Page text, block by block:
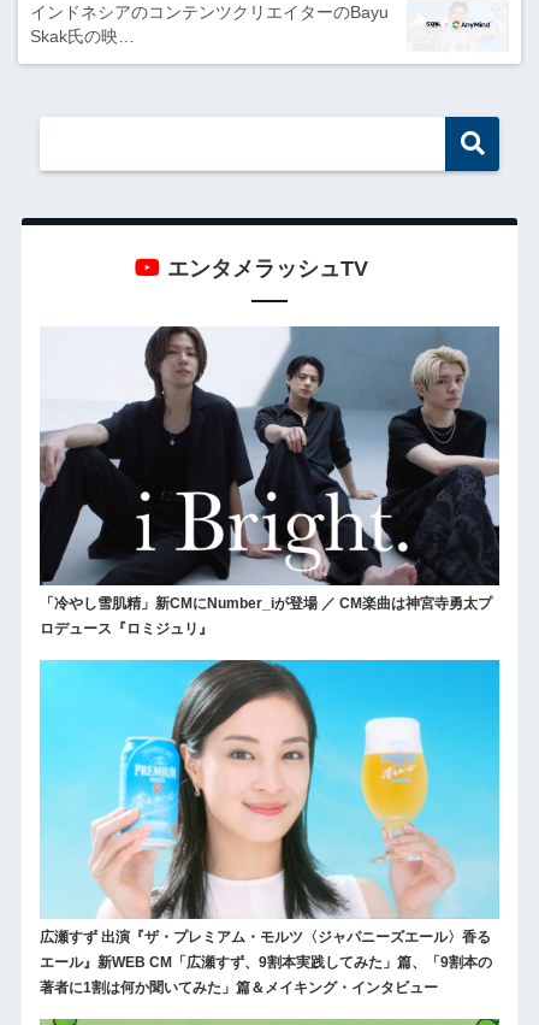
インドネシアのコンテンツクリエイターのBayu
Skak氏の映…
エンタメラッシュTV
「冷やし雪肌精」新CMにNumber_iが登場 ／ CM楽曲は神宮寺勇太プ
ロデュース『ロミジュリ』
広瀬すず 出演『ザ・プレミアム・モルツ〈ジャパニーズエール〉香る
エール』新WEB CM「広瀬すず、9割本実践してみた」篇、「9割本の
著者に1割は何か聞いてみた」篇＆メイキング・インタビュー